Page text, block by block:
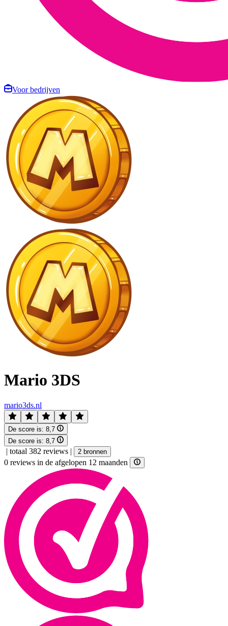
Voor bedrijven
Mario 3DS
mario3ds.nl
De score is: 8,7
De score is: 8,7
| totaal 382 reviews | 2 bronnen
0 reviews in de afgelopen 12 maanden